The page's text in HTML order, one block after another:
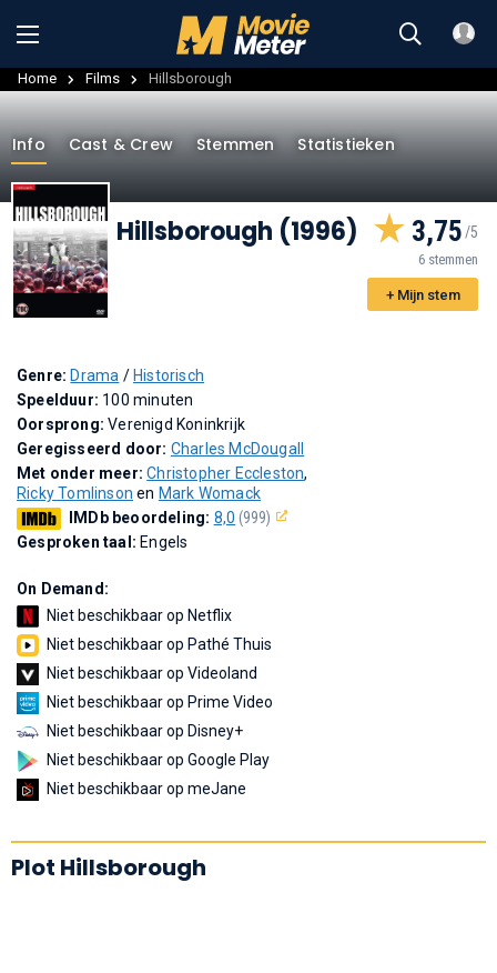
Home Films Hillsborough
Info Cast & Crew Stemmen Statistieken
Hillsborough (1996) 3,75
6 stemmen
+ Mijn stem
Genre: Drama / Historisch
Speelduur: 100 minuten
Oorsprong:Verenigd Koninkrijk
Geregisseerd door: Charles McDougall
Met onder meer:Christopher Eccleston,
Ricky Tomlinson en Mark Womack
IMDb beoordeling: 8,0 (999)
Gesproken taal: Engels
On Demand:
Niet beschikbaar op Netflix
Niet beschikbaar op Pathé Thuis
Niet beschikbaar op Videoland
Niet beschikbaar op Prime Video
Niet beschikbaar op Disney+
Niet beschikbaar op Google Play
Niet beschikbaar op meJane
Plot Hillsborough